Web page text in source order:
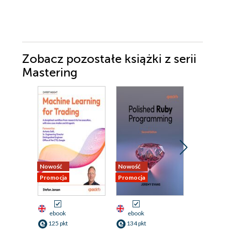
Zobacz pozostałe książki z serii
Mastering
Nowość
Promocja
ebook
125 pkt
Nowość
Promocja
ebook
134 pkt